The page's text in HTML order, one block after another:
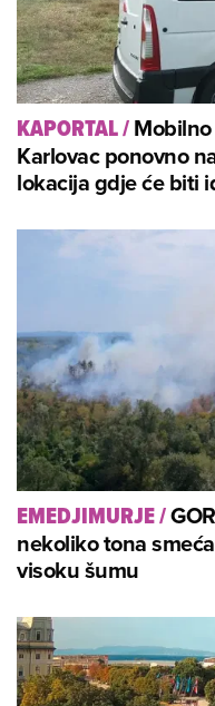
KAPORTAL/
Karlovac ponovno
lokacija gdje će biti
EMEDJIMURJE/
nekoliko tona
visoku šumu